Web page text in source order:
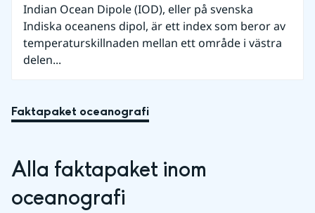
Indian Ocean Dipole (IOD), eller på svenska
Indiska oceanens dipol, är ett index som beror av
temperaturskillnaden mellan ett område i västra
delen...
Faktapaket oceanografi
Alla faktapaket inom
oceanografi